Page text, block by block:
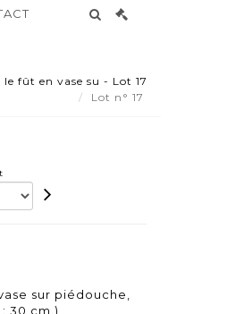
fût en vase su - Lot 17
Lot n° 17
sur piédouche,
30 cm.)